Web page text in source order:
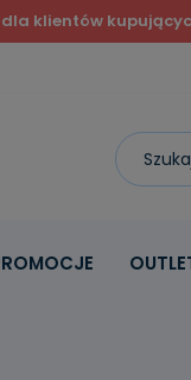
dla klientów